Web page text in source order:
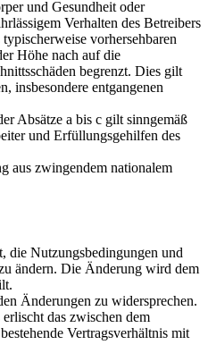
und Gesundheit oder
Verhalten des Betreibers
vorhersehbaren
Höhe nach auf die
begrenzt. Dies gilt
insbesondere entgangenen
Absätze a bis c gilt sinngemäß
und Erfüllungsgehilfen des
aus zwingendem nationalem
die Nutzungsbedingungen und
ändern. Die Änderung wird dem
Änderungen zu widersprechen.
das zwischen dem
Vertragsverhältnis mit